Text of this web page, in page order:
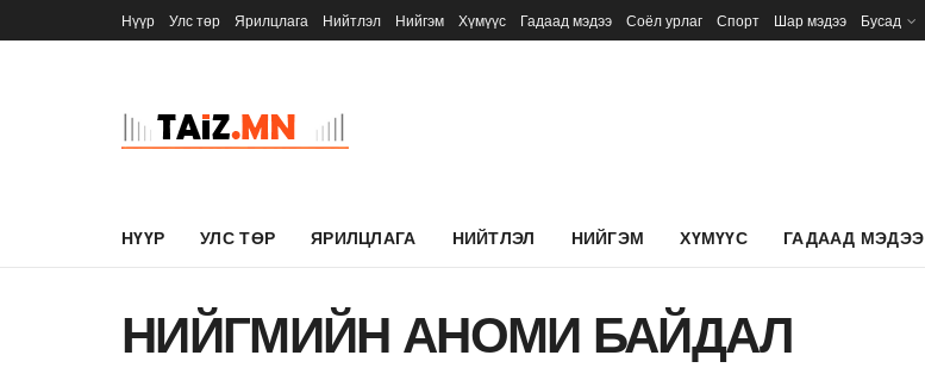
Нүүр Улс төр Ярилцлага Нийтлэл Нийгэм Хүмүүс Гадаад мэдээ Соёл урлаг Спорт Шар мэдээ Бусад
НҮҮР УЛС ТӨР ЯРИЛЦЛАГА НИЙТЛЭЛ НИЙГЭМ ХҮМҮҮС ГАДААД МЭДЭЭ
НИЙГМИЙН АНОМИ БАЙДАЛ